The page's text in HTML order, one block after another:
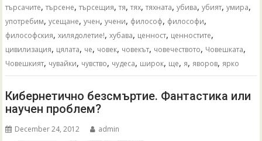
търсачите,търсене,търсещия,тя,тях,тяхната,убива,убият,умира,
употребим,усещане,учен,учени, философ, философи,
философския,хилядолетие!,хубава, ценност, ценностите,
цивилизация, цялата, че, човек, човекът, човечеството, Човешката,
Човешкият, чувайки, чувство, чудеса, широк, ще, я, яворов, ярко
Кибернетично безсмъртие. Фантастика или
научен проблем?
December 24, 2012 admin